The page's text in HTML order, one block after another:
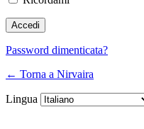
Password dimenticata?
← Torna a Nirvaira
Lingua